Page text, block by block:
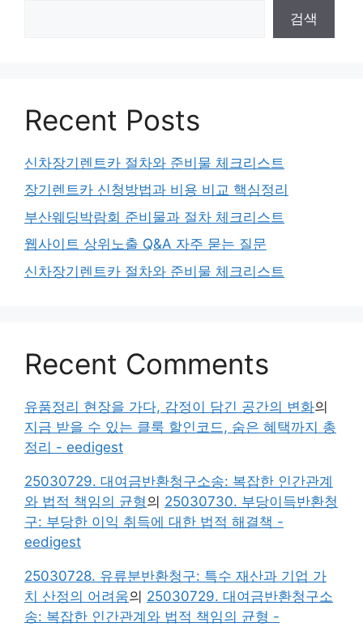
검색
Recent Posts
신차장기렌트카 절차와 준비물 체크리스트
장기렌트카 신청방법과 비용 비교 핵심정리
부산웨딩박람회 준비물과 절차 체크리스트
웹사이트 상위노출 Q&A 자주 묻는 질문
신차장기렌트카 절차와 준비물 체크리스트
Recent Comments
유품정리 현장을 가다, 감정이 담긴 공간의 변화의
지금 받을 수 있는 클룩 할인코드, 숨은 혜택까지 총
정리 - eedigest
25030729. 대여금반환청구소송: 복잡한 인간관계
와 법적 책임의 균형의 25030730. 부당이득반환청
구: 부당한 이익 취득에 대한 법적 해결책 -
eedigest
25030728. 유류분반환청구: 특수 재산과 기업 가
치 산정의 어려움의 25030729. 대여금반환청구소
송: 복잡한 인간관계와 법적 책임의 균형 -